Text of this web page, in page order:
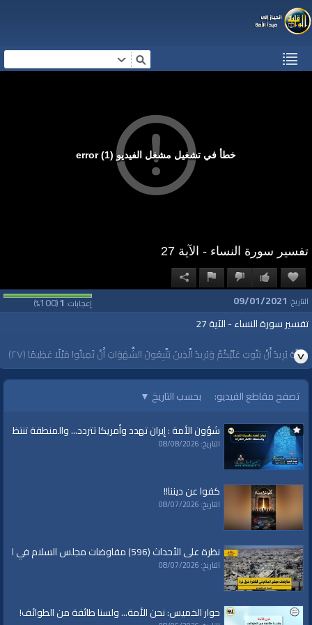
خطأ في تشغيل مشغل الفيديو (1) error
تفسير سورة النساء - الآية 27
إعجابات:1
(
100
%) التاريخ: 09/01/2021
تفسير سورة النساء - الآية 27
وَاللَّهُ يُرِيدُ أَنْ يَتُوبَ عَلَيْكُمْ وَيُرِيدُ الَّذِينَ يَتَّبِعُونَ الشَّهَوَاتِ أَنْ تَمِيلُوا مَيْلًا عَظِيمًا ﴿٢٧﴾
الشيخ يوسف مخارزة / بيت المقدس
https://youtu.be/Tfe9XYty9E4
قناة الواقية: انحياز إلى مبدأ الأمة
#قناة_الواقية
www.alwaqiyah.tv | facebook.com/alwaqiyahtube | alwaqiyahtv@twitter
خطب ودروس
تصفح مقاطع الفيديو: بحسب التاريخ ▼
شؤون الأمة : إيران تهدد وأمريكا تتردد... والمنطقة تنتظر
التاريخ: 08/08/2026
كفوا عن ديننا!!
التاريخ: 08/07/2026
نظرة على الأحداث (596) مفاوضات مجلس السلام في القاهرة حول غزة
التاريخ: 08/07/2026
حوار الخميس: نحن الأمة... ولسنا طائفة من الطوائف!